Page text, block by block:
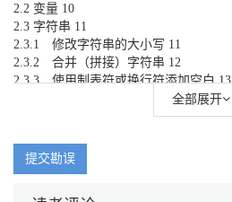
2.2 变量 10
2.3 字符串 11
2.3.1 修改字符串的大小写 11
2.3.2 合并（拼接）字符串 12
2.3.3 使用制表符或换行符添加空白 13
2.4.2 浮点数 15
全部展开
提交勘误